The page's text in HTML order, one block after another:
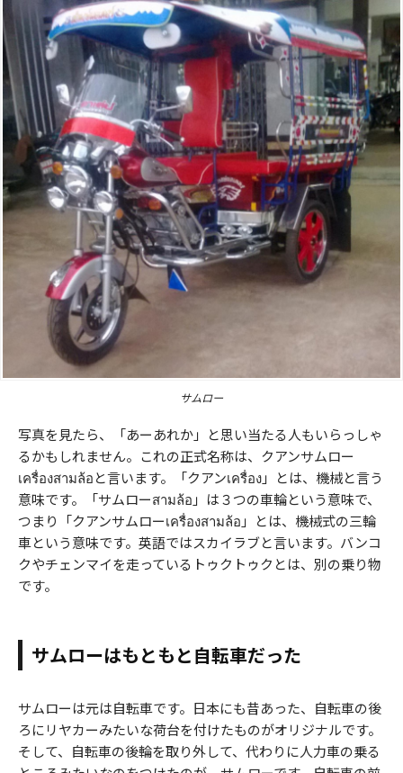
サムロー
写真を見たら、「あーあれか」と思い当たる人もいらっしゃ
るかもしれません。これの正式名称は、クアンサムロー
เครื่องสามล้อと言います。「クアンเครื่อง」とは、機械と言う
意味です。「サムローสามล้อ」は３つの車輪という意味で、
つまり「クアンサムローเครื่องสามล้อ」とは、機械式の三輪
車という意味です。英語ではスカイラブと言います。バンコ
クやチェンマイを走っているトゥクトゥクとは、別の乗り物
です。
サムローはもともと自転車だった
サムローは元は自転車です。日本にも昔あった、自転車の後
ろにリヤカーみたいな荷台を付けたものがオリジナルです。
そして、自転車の後輪を取り外して、代わりに人力車の乗る